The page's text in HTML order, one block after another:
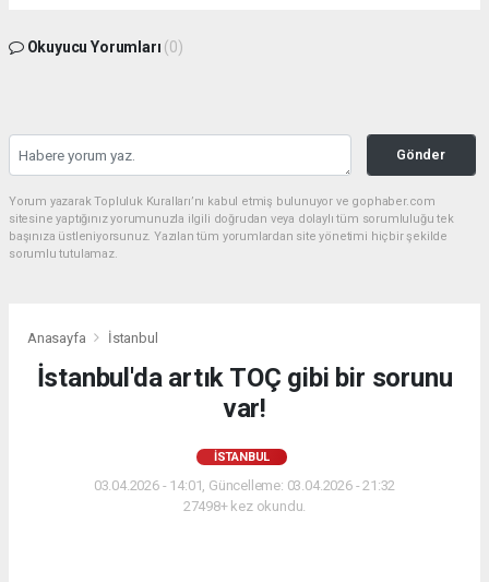
Okuyucu Yorumları (0)
Gönder
Yorum yazarak Topluluk Kuralları’nı kabul etmiş bulunuyor ve gophaber.com
sitesine yaptığınız yorumunuzla ilgili doğrudan veya dolaylı tüm sorumluluğu tek
başınıza üstleniyorsunuz. Yazılan tüm yorumlardan site yönetimi hiçbir şekilde
sorumlu tutulamaz.
Anasayfa İstanbul
İstanbul'da artık TOÇ gibi bir sorunu
var!
İSTANBUL
03.04.2026 - 14:01, Güncelleme: 03.04.2026 - 21:32
27498+ kez okundu.